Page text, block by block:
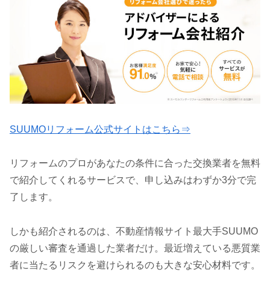
SUUMOリフォーム公式サイトはこちら⇒
リフォームのプロがあなたの条件に合った交換業者を無料
で紹介してくれるサービスで、申し込みはわずか3分で完
了します。
しかも紹介されるのは、不動産情報サイト最大手SUUMO
の厳しい審査を通過した業者だけ。最近増えている悪質業
者に当たるリスクを避けられるのも大きな安心材料です。